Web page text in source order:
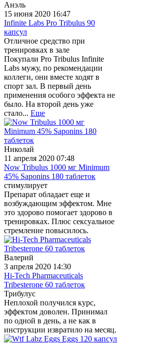
Анэль
15 июня 2020 16:47
Infinite Labs Pro Tribulus 90
капсул
Отличное средство при
тренировках в зале
Покупали Pro Tribulus Infinite
Labs мужу, по рекомендации
коллеги, они вместе ходят в
спорт зал. В первый день
применения особого эффекта не
было. На второй день уже
стало... Еще
Николай
11 апреля 2020 07:48
Now Tribulus 1000 мг Minimum
45% Saponins 180 таблеток
стимулирует
Препарат обладает еще и
возбуждающим эффектом. Мне
это здорово помогает здорово в
тренировках. Плюс сексуальное
стремление повысилось.
Валерий
3 апреля 2020 14:30
Hi-Tech Pharmaceuticals
Tribesterone 60 таблеток
Трибулус
Неплохой получился курс,
эффектом доволен. Принимал
по одной в день, а не как в
инструкции извратило на месяц.